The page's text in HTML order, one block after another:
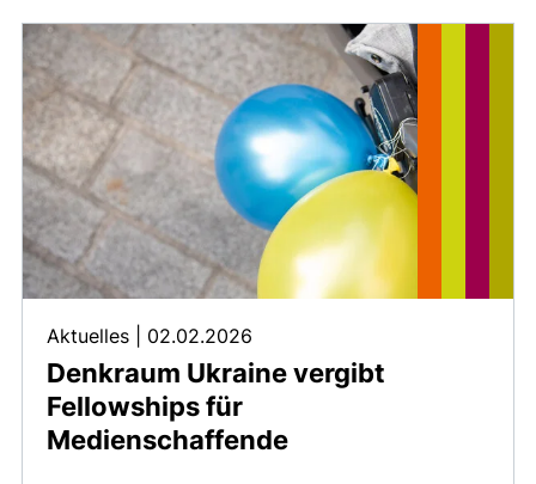
Denkraum Ukraine vergibt
Fellowships für
Medienschaffende
Aktuelles 02.02.2026